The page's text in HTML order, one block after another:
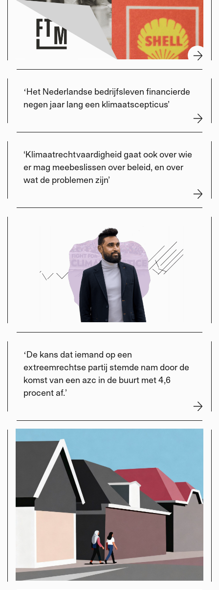
ʻHet Nederlandse bedrijfsleven financierde
negen jaar lang een klimaatscepticus’
‘Klimaatrechtvaardigheid gaat ook over wie
er mag meebeslissen over beleid, en over
wat de problemen zijn’
ʻDe kans dat iemand op een
extreemrechtse partij stemde nam door de
komst van een azc in de buurt met 4,6
procent af.’